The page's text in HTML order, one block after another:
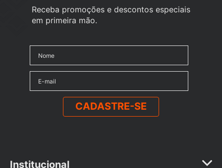
Receba promoções e descontos especiais
em primeira mão.
CADASTRE-SE
Institucional